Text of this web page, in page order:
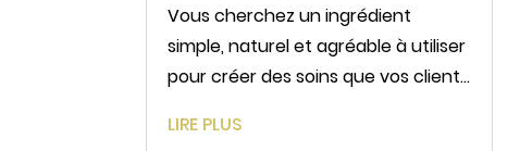
Vous cherchez un ingrédient
simple, naturel et agréable à utiliser
pour créer des soins que vos clients
de noyaux de dattes a tout pour
LIRE PLUS